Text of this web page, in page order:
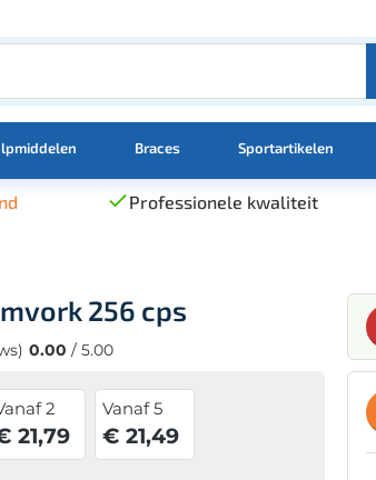
Braces Sportartikelen
Professionele kwaliteit
256 cps
0.00 / 5.00
2
21,79
Vanaf 5
€ 21,49